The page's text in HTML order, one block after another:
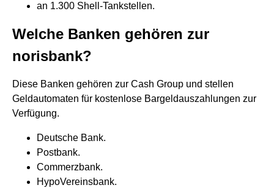
an 1.300 Shell-Tankstellen.
Welche Banken gehören zur
norisbank?
Diese Banken gehören zur Cash Group und stellen
Geldautomaten für kostenlose Bargeldauszahlungen zur
Verfügung.
Deutsche Bank.
Postbank.
Commerzbank.
HypoVereinsbank.